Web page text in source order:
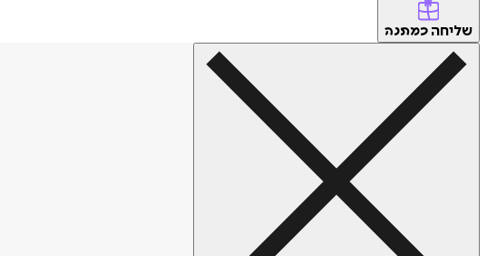
שליחה כמתנה